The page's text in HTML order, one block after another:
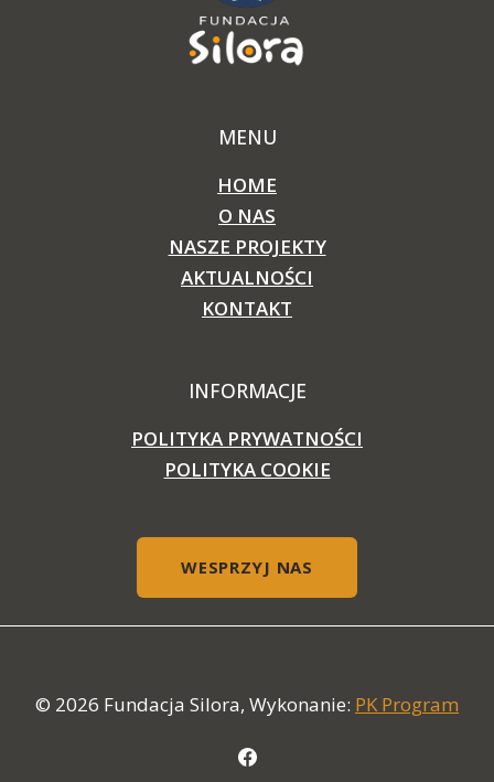
MENU
HOME
O NAS
NASZE PROJEKTY
AKTUALNOŚCI
KONTAKT
INFORMACJE
POLITYKA PRYWATNOŚCI
POLITYKA COOKIE
WESPRZYJ NAS
© 2026 Fundacja Silora, Wykonanie: PK Program